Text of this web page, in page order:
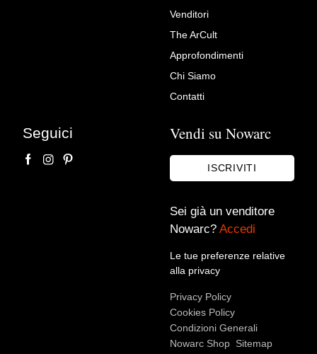
Richiedi Maggiori Info su
Tavolo rotondo
L'arte di arredare
Accetto le condizioni sullaprivacy policy*.
Venditori
The ArCult
Approfondimenti
Chi Siamo
Contatti
Seguici Vendi su Nowarc
ISCRIVITI
Sei già un venditore
Nowarc? Accedi
Le tue preferenze relative
alla privacy
Privacy Policy
Cookies Policy
Condizioni Generali
Nowarc Shop Sitemap